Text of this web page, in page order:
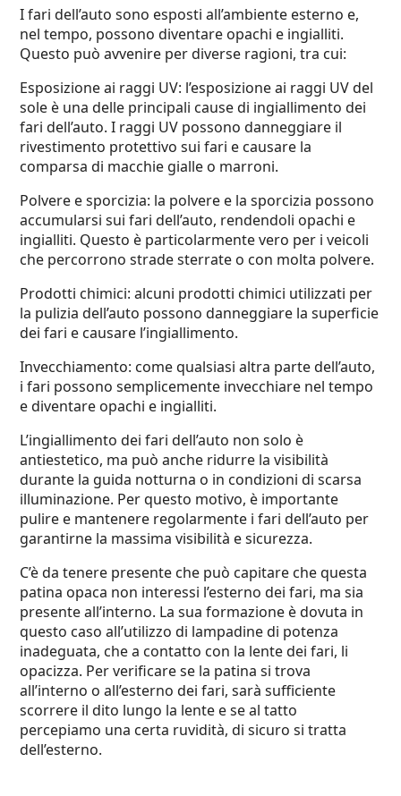
I fari dell’auto sono esposti all’ambiente esterno e,
nel tempo, possono diventare opachi e ingialliti.
Questo può avvenire per diverse ragioni, tra cui:
Esposizione ai raggi UV: l’esposizione ai raggi UV del
sole è una delle principali cause di ingiallimento dei
fari dell’auto. I raggi UV possono danneggiare il
rivestimento protettivo sui fari e causare la
comparsa di macchie gialle o marroni.
Polvere e sporcizia: la polvere e la sporcizia possono
accumularsi sui fari dell’auto, rendendoli opachi e
ingialliti. Questo è particolarmente vero per i veicoli
che percorrono strade sterrate o con molta polvere.
Prodotti chimici: alcuni prodotti chimici utilizzati per
la pulizia dell’auto possono danneggiare la superficie
dei fari e causare l’ingiallimento.
Invecchiamento: come qualsiasi altra parte dell’auto,
i fari possono semplicemente invecchiare nel tempo
e diventare opachi e ingialliti.
L’ingiallimento dei fari dell’auto non solo è
antiestetico, ma può anche ridurre la visibilità
durante la guida notturna o in condizioni di scarsa
illuminazione. Per questo motivo, è importante
pulire e mantenere regolarmente i fari dell’auto per
garantirne la massima visibilità e sicurezza.
C’è da tenere presente che può capitare che questa
patina opaca non interessi l’esterno dei fari, ma sia
presente all’interno. La sua formazione è dovuta in
questo caso all’utilizzo di lampadine di potenza
inadeguata, che a contatto con la lente dei fari, li
opacizza. Per verificare se la patina si trova
all’interno o all’esterno dei fari, sarà sufficiente
scorrere il dito lungo la lente e se al tatto
percepiamo una certa ruvidità, di sicuro si tratta
dell’esterno.